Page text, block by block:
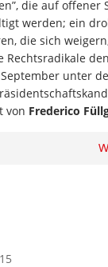
die auf
werden; ein
die sich
unter
von Frederico